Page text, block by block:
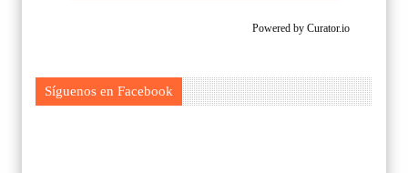
Powered by Curator.io
Síguenos en Facebook